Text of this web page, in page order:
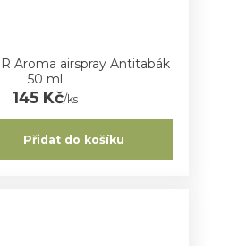
Aroma airspray Antitabák
50 ml
145 Kč/ks
Přidat do košíku